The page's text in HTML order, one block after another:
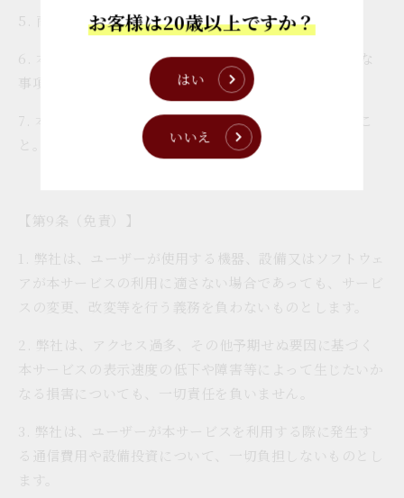
5. 商品の信頼性または効能等を保証すること。
6. 本サービスの利用が登録ユーザまたは利用者に必要な
事項を満たすこと。
7. 本サービスの利用に中断またはエラーが発生しないこ
と。
【第9条（免責）】
1. 弊社は、ユーザーが使用する機器、設備又はソフトウェ
アが本サービスの利用に適さない場合であっても、サービ
スの変更、改変等を行う義務を負わないものとします。
2. 弊社は、アクセス過多、その他予期せぬ要因に基づく
本サービスの表示速度の低下や障害等によって生じたいか
なる損害についても、一切責任を負いません。
3. 弊社は、ユーザーが本サービスを利用する際に発生す
る通信費用や設備投資について、一切負担しないものとし
ます。
お客様は20歳以上ですか？
はい
いいえ